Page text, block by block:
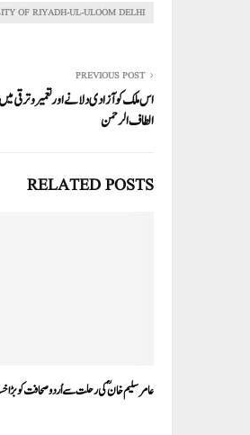
A
ok
r
OF RIYADH-UL-ULOOM DELHI
PREVIOUS POST
اس ملک کو آزادی دلانے اور تعمیر و ترقی
الطاف الرحمن
RELATED POSTS
عامر سلیم خان ؒکی رحلت سے اُردو صحافت کو